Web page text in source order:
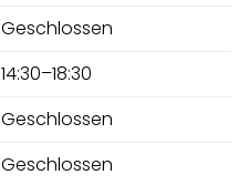
Geschlossen
14:30–18:30
Geschlossen
Geschlossen